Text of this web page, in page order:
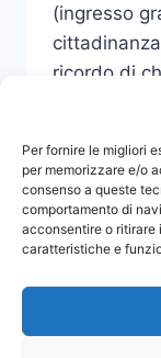
Per fornire le migliori
per memorizzare e/o
consenso a queste
comportamento di
acconsentire o ritirare
caratteristiche e
(ingresso
ricordo di
LEGGI DI PIÙ